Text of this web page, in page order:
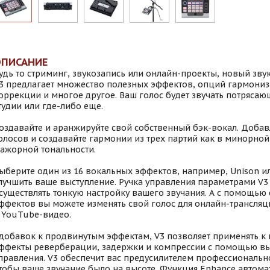
то стриминг, звукозапись или онлайн-проекты, новый
предлагает множество полезных эффектов, опций
и многое другое. Ваш голос будет звучать
или где-либо еще.
и аранжируйте свой собственный бэк-вокал.
и создавайте гармонии из трех партий как в
тональности.
один из 16 вокальных эффектов, например, Unison
ваше выступление. Ручка управления параметрами V3
тонкую настройку вашего звучания. А с
вы можете изменять свой голос для онлайн-
видео.
к продвинутым эффектам, V3 позволяет применять к
реверберации, задержки и компрессии с помощью
V3 обеспечит вас предусилителем